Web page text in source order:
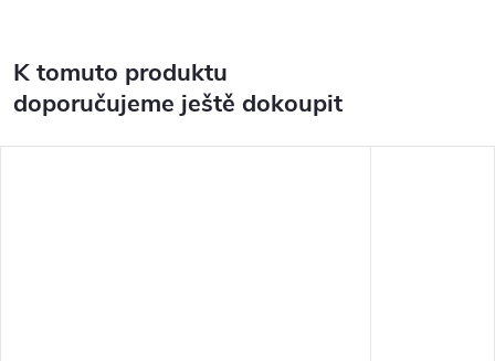
K tomuto produktu
doporučujeme ještě dokoupit